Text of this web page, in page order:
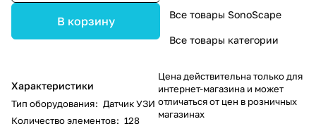
В корзину
Характеристики
Тип оборудования: Датчик УЗИ
Количество элементов: 128
Все товары SonoScape
Все товары категории
Цена действительна только для
интернет-магазина и может
отличаться от цен в розничных
магазинах